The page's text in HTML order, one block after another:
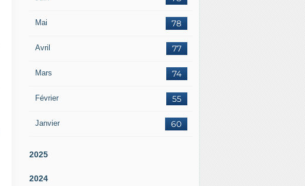
Mai 78
Avril 77
Mars 74
Février 55
Janvier 60
2025
2024